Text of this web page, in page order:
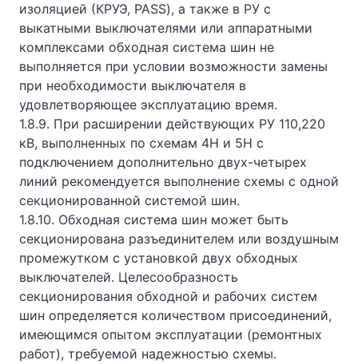
изоляцией (КРУЭ, PASS), а также в РУ с
выкатными выключателями или аппаратными
комплексами обходная система шин не
выполняется при условии возможности замены
при необходимости выключателя в
удовлетворяющее эксплуатацию время.
1.8.9. При расширении действующих РУ 110,220
кВ, выполненных по схемам 4Н и 5Н с
подключением дополнительно двух-четырех
линий рекомендуется выполнение схемы с одной
секционированной системой шин.
1.8.10. Обходная система шин может быть
секционирована разъединителем или воздушным
промежутком с установкой двух обходных
выключателей. Целесообразность
секционирования обходной и рабочих систем
шин определяется количеством присоединений,
имеющимся опытом эксплуатации (ремонтных
работ), требуемой надежностью схемы.